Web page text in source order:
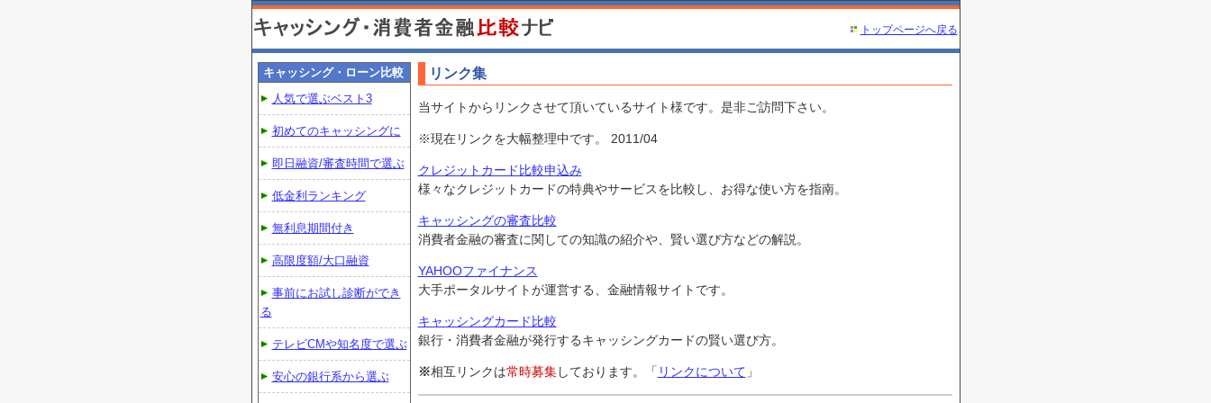
トップページへ戻る
リンク集
当サイトからリンクさせて頂いているサイト様です。是非ご訪問下さい。
※現在リンクを大幅整理中です。 2011/04
クレジットカード比較申込み
様々なクレジットカードの特典やサービスを比較し、お得な使い方を指南。
キャッシングの審査比較
消費者金融の審査に関しての知識の紹介や、賢い選び方などの解説。
YAHOOファイナンス
大手ポータルサイトが運営する、金融情報サイトです。
キャッシングカード比較
銀行・消費者金融が発行するキャッシングカードの賢い選び方。
※相互リンクは常時募集しております。「 リンクについて 」
キャッシング・ローン比較
人気で選ぶベスト3
初めてのキャッシングに
即日融資/審査時間で選ぶ
低金利ランキング
無利息期間付き
高限度額/大口融資
事前にお試し診断ができ
る
テレビCMや知名度で選ぶ
安心の銀行系から選ぶ